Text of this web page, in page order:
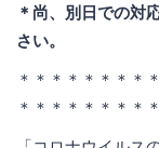
＊尚、別日での対
さい。
＊＊＊＊＊＊＊＊
＊＊＊＊＊＊＊＊